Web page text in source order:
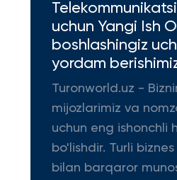
uchun Yangi Ish
boshlashingiz
yordam
Turonworld.uz -
mijozlarimiz va
uchun eng ishonchli
bo'lishdir. Turli
bilan barqaror